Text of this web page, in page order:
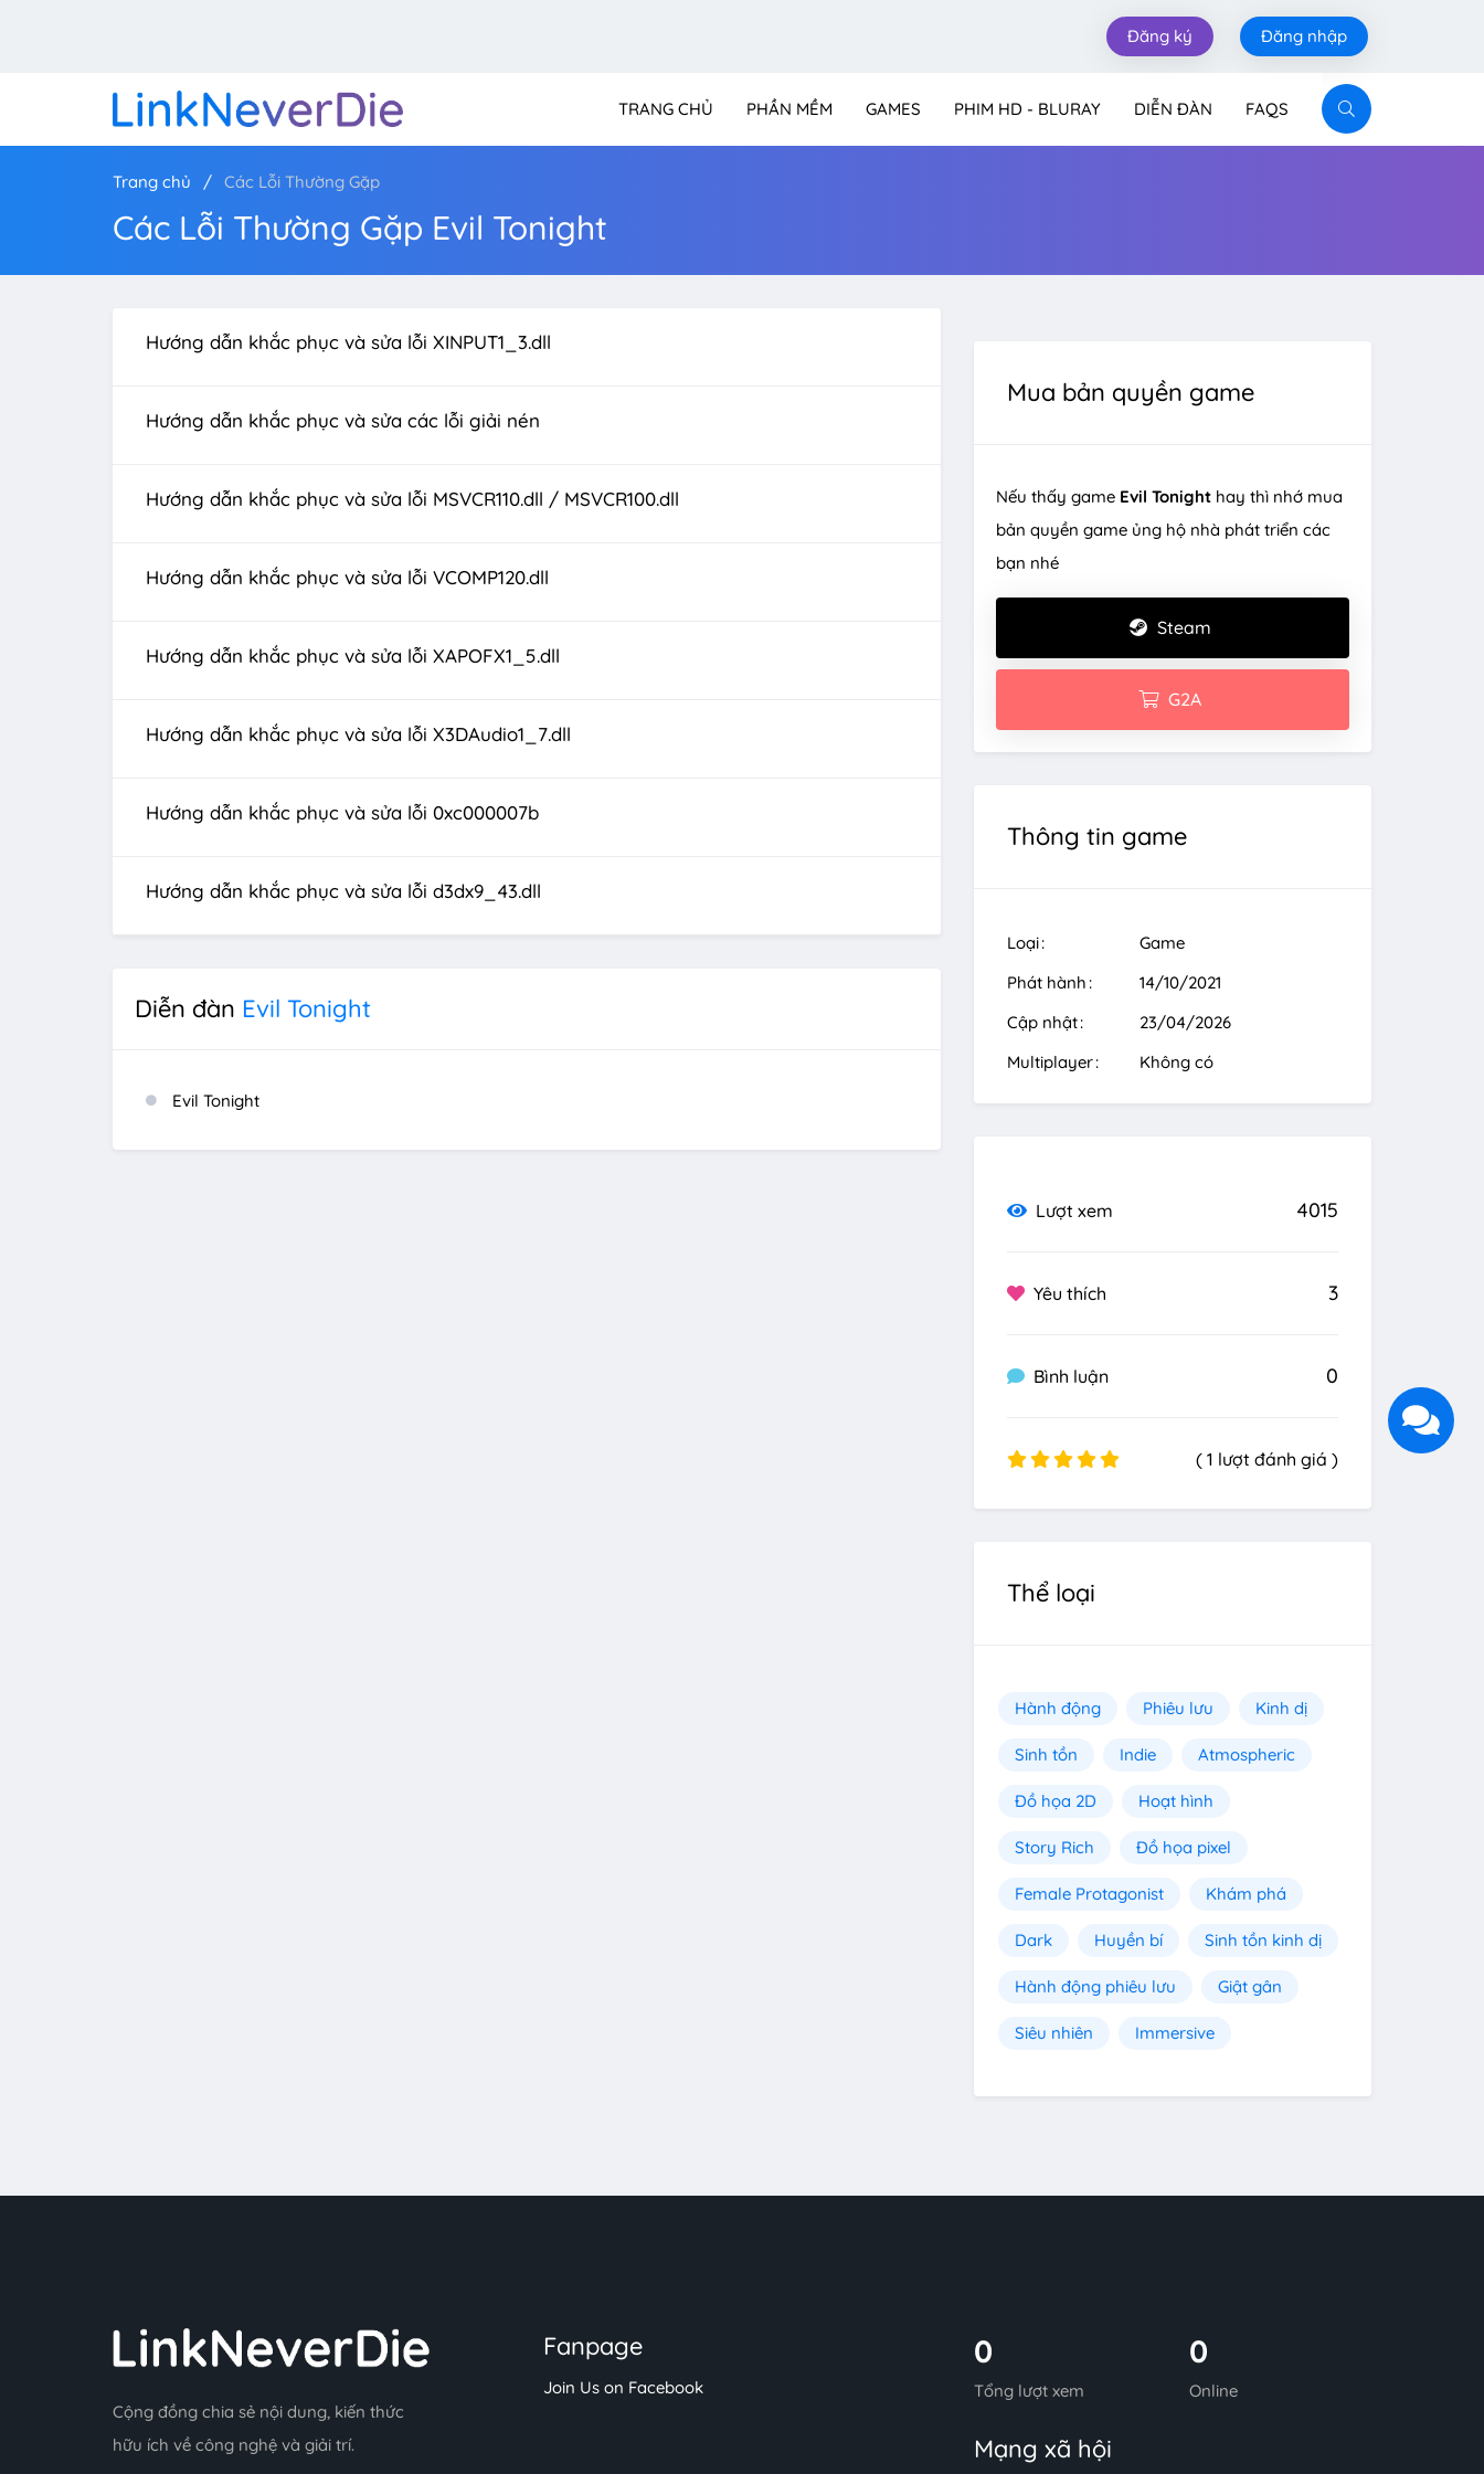
Đăng ký Đăng nhập
TRANG CHỦ PHẦN MỀM GAMES PHIM HD - BLURAY DIỄN ĐÀN FAQS
Trang chủ Các Lỗi Thường Gặp
Các Lỗi Thường Gặp Evil Tonight
Hướng dẫn khắc phục và sửa lỗi XINPUT1_3.dll
Hướng dẫn khắc phục và sửa các lỗi giải nén
Hướng dẫn khắc phục và sửa lỗi MSVCR110.dll / MSVCR100.dll
Hướng dẫn khắc phục và sửa lỗi VCOMP120.dll
Hướng dẫn khắc phục và sửa lỗi XAPOFX1_5.dll
Hướng dẫn khắc phục và sửa lỗi X3DAudio1_7.dll
Hướng dẫn khắc phục và sửa lỗi 0xc000007b
Hướng dẫn khắc phục và sửa lỗi d3dx9_43.dll
Diễn đàn Evil Tonight
Evil Tonight
Mua bản quyền game
Nếu thấy game Evil Tonight hay thì nhớ mua
bản quyền game ủng hộ nhà phát triển các
bạn nhé
Steam
G2A
Thông tin game
Loại
Game
Phát hành
14/10/2021
Cập nhật
23/04/2026
Multiplayer
Không có
Lượt xem 4015
Yêu thích 3
Bình luận 0
( 1 lượt đánh giá )
Thể loại
Hành động Phiêu lưu Kinh dị
Sinh tồn Indie Atmospheric
Đồ họa 2D Hoạt hình
Story Rich Đồ họa pixel
Female Protagonist Khám phá
Dark Huyền bí Sinh tồn kinh dị
Hành động phiêu lưu Giật gân
Siêu nhiên Immersive
Cộng đồng chia sẻ nội dung, kiến thức
hữu ích về công nghệ và giải trí.
Fanpage
Join Us on Facebook
0
Tổng lượt xem
0
Online
Mạng xã hội